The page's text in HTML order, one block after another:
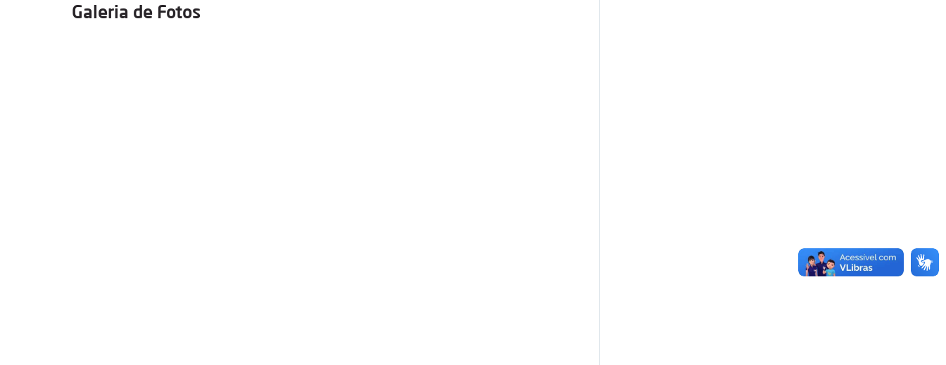
Galeria de Fotos